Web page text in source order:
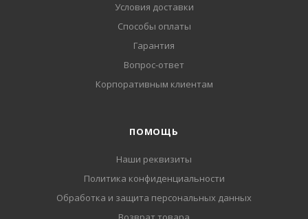
Условия доставки
Способы оплаты
Гарантия
Вопрос-ответ
Корпоративным клиентам
ПОМОЩЬ
Наши реквизиты
Политика конфиденциальности
Обработка и защита персональных данных